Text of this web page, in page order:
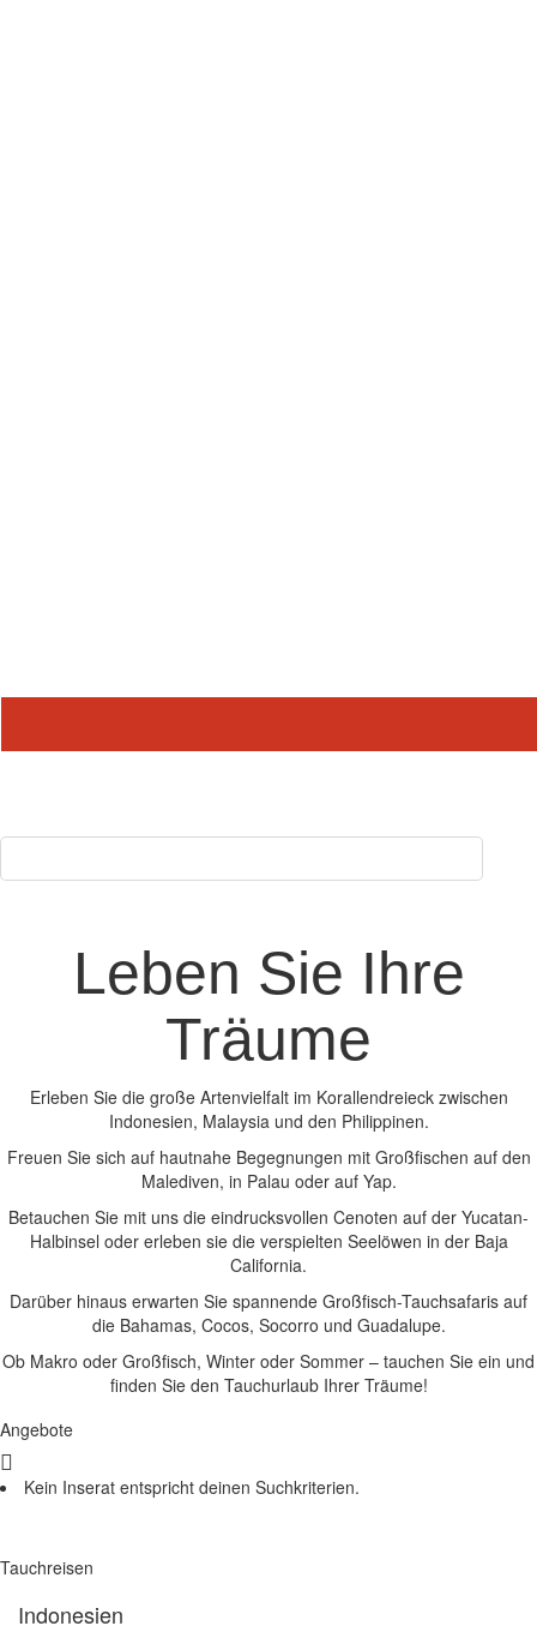
Leben Sie Ihre
Träume
Erleben Sie die große Artenvielfalt im Korallendreieck zwischen
Indonesien, Malaysia und den Philippinen.
Freuen Sie sich auf hautnahe Begegnungen mit Großfischen auf den
Malediven, in Palau oder auf Yap.
Betauchen Sie mit uns die eindrucksvollen Cenoten auf der Yucatan-
Halbinsel oder erleben sie die verspielten Seelöwen in der Baja
California.
Darüber hinaus erwarten Sie spannende Großfisch-Tauchsafaris auf
die Bahamas, Cocos, Socorro und Guadalupe.
Ob Makro oder Großfisch, Winter oder Sommer – tauchen Sie ein und
finden Sie den Tauchurlaub Ihrer Träume!
Angebote
Kein Inserat entspricht deinen Suchkriterien.
Tauchreisen
Indonesien